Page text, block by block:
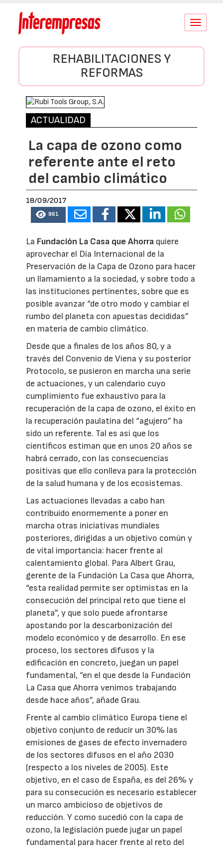
Conmutar
REHABILITACIONES Y
REFORMAS
ACTUALIDAD
La capa de ozono como
referente ante el reto
del cambio climático
18/09/2017
961
La Fundación La Casa que Ahorra quiere
aprovechar el Día Internacional de la
Preservación de la Capa de Ozono para hacer
un llamamiento a la sociedad, y sobre todo a
las instituciones pertinentes, sobre que es
posible avanzar “de otro modo y cambiar el
rumbo del planeta con apuestas decididas”
en materia de cambio climático.
Desde que a finales de los años 80, y a
través del Convenio de Viena y su posterior
Protocolo, se pusieron en marcha una serie
de actuaciones, y un calendario cuyo
cumplimiento fue exhaustivo para la
recuperación de la capa de ozono, el éxito en
la recuperación paulatina del “agujero” ha
sido un referente. Tal es así que los
científicos estiman que en unos 20 años se
habrá cerrado, con las consecuencias
positivas que ello conlleva para la protección
de la salud humana y de los ecosistemas.
Las actuaciones llevadas a cabo han
contribuido enormemente a poner en
marcha otras iniciativas mundiales
posteriores, dirigidas a un objetivo común y
de vital importancia: hacer frente al
calentamiento global. Para Albert Grau,
gerente de la Fundación La Casa que Ahorra,
“esta realidad permite ser optimistas en la
consecución del principal reto que tiene el
planeta”, y que solo puede afrontarse
apostando por la descarbonización del
modelo económico y de desarrollo. En ese
proceso, los sectores difusos y la
edificación en concreto, juegan un papel
fundamental, “en el que desde la Fundación
La Casa que Ahorra venimos trabajando
desde hace años”, añade Grau.
Frente al cambio climático Europa tiene el
objetivo conjunto de reducir un 30% las
emisiones de gases de efecto invernadero
de los sectores difusos en el año 2030
(respecto a los niveles de 2005). Este
objetivo, en el caso de España, es del 26% y
para su consecución es necesario establecer
un marco ambicioso de objetivos de
reducción. Y como sucedió con la capa de
ozono, la legislación puede jugar un papel
fundamental para hacer frente al reto del